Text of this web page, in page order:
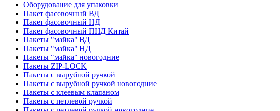
Оборудование для упаковки
Пакет фасовочный ВД
Пакет фасовочный НД
Пакет фасовочный ПНД Китай
Пакеты "майка" ВД
Пакеты "майка" НД
Пакеты "майка" новогодние
Пакеты ZIP-LOCK
Пакеты с вырубной ручкой
Пакеты с вырубной ручкой новогодние
Пакеты с клеевым клапаном
Пакеты с петлевой ручкой